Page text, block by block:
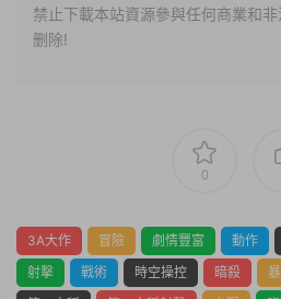
禁止下載本站資源參與任何商業和
删除!
0
3A大作 冒險 劇情豐富 動作
射擊
戰術 時空操控 暗殺